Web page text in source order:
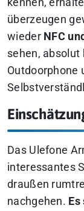
überzeugen
wieder NFC
sehen,
Outdoorphone
Das Ulefone
interessantes
draußen
nachgehen.